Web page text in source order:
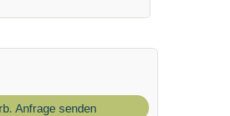
Anfrage senden